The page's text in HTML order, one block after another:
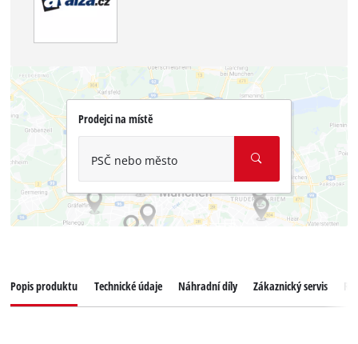
Prodejci na místě
PSČ nebo město
Popis produktu Technické údaje Náhradní díly Zákaznický servis